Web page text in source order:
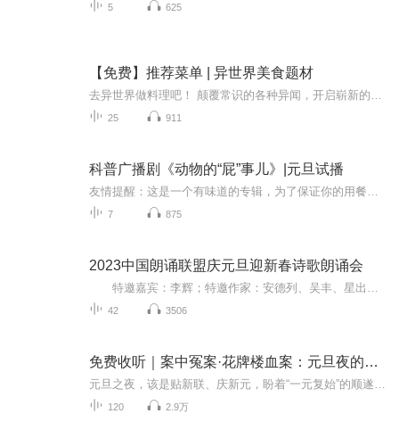
5 625
【免费】推荐菜单 | 异世界美食题材
25 911
科普广播剧《动物的“屁”事儿》|元旦试播
7 875
2023中国朗诵联盟庆元旦迎新春诗歌朗诵会
42 3506
免费收听｜案中冤案·花牌楼血案：元旦夜的沉冤与昭雪
120 2.9万